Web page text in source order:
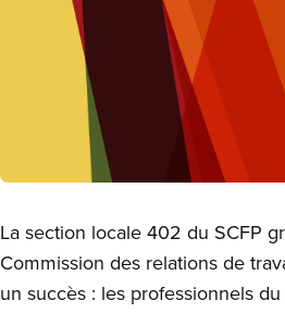
La section locale 402 du SCFP
Commission des relations de
un succès : les professionnels